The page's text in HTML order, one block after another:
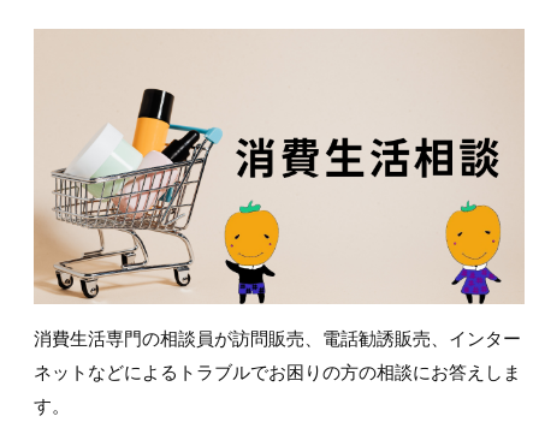
消費生活専門の相談員が訪問販売、電話勧誘販売、インター
ネットなどによるトラブルでお困りの方の相談にお答えしま
す。